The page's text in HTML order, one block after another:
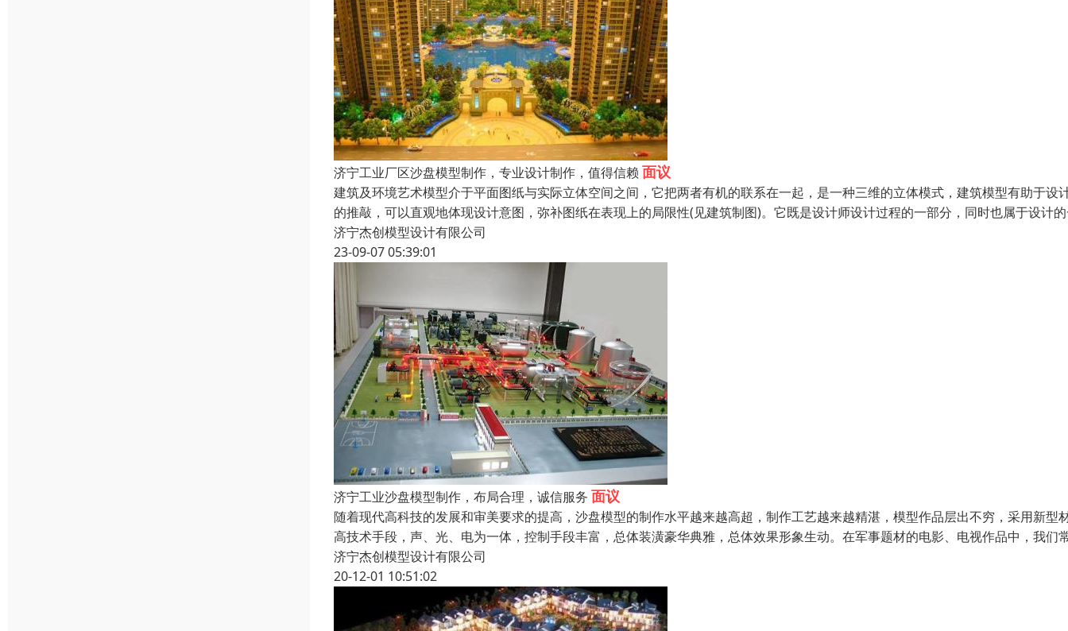
济宁工业厂区沙盘模型制作，专业设计制作，值得信赖 面议
建筑及环境艺术模型介于平面图纸与实际立体空间之间，它把两者有机的联系在一起，是一种三维的立体模式，建筑模型有助于设
的推敲，可以直观地体现设计意图，弥补图纸在表现上的局限性(见建筑制图)。它既是设计师设计过程的一部分，同时也属于设计
济宁杰创模型设计有限公司
23-09-07 05:39:01
济宁工业沙盘模型制作，布局合理，诚信服务 面议
随着现代高科技的发展和审美要求的提高，沙盘模型的制作水平越来越高超，制作工艺越来越精湛，模型作品层出不穷，采用新型
高技术手段，声、光、电为一体，控制手段丰富，总体装潢豪华典雅，总体效果形象生动。在军事题材的电影、电视作品中，我们
济宁杰创模型设计有限公司
20-12-01 10:51:02